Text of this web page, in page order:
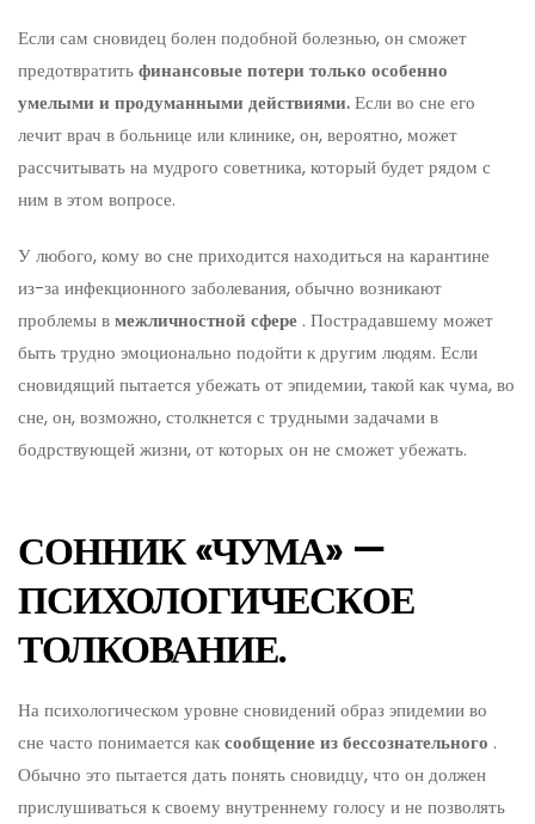
Если сам сновидец болен подобной болезнью, он сможет
предотвратитьфинансовые потери только особенно
умелыми и продуманными действиями.Если во сне его
лечит врач в больнице или клинике, он, вероятно, может
рассчитывать на мудрого советника, который будет рядом с
ним в этом вопросе.
У любого, кому во сне приходится находиться на карантине
из-за инфекционного заболевания, обычно возникают
проблемы вмежличностной сфере . Пострадавшему может
быть трудно эмоционально подойти к другим людям. Если
сновидящий пытается убежать от эпидемии, такой как чума, во
сне, он, возможно, столкнется с трудными задачами в
бодрствующей жизни, от которых он не сможет убежать.
СОННИК «ЧУМА» —
ПСИХОЛОГИЧЕСКОЕ
ТОЛКОВАНИЕ.
На психологическом уровне сновидений образ эпидемии во
сне часто понимается каксообщение из бессознательного .
Обычно это пытается дать понять сновидцу, что он должен
прислушиваться к своему внутреннему голосу и не позволять